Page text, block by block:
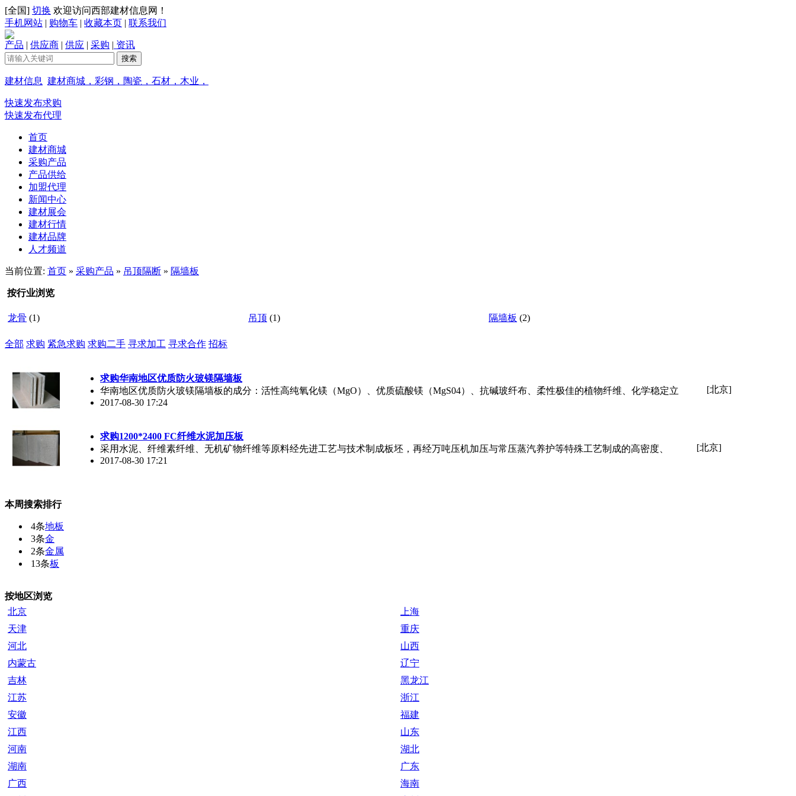
[全国] 切换 欢迎访问西部建材信息网！
手机网站 | 购物车 | 收藏本页 | 联系我们
产品 | 供应商 | 供应 | 采购 | 资讯
建材信息 建材商城，彩钢，陶瓷，石材，木业，
快速发布求购
快速发布代理
首页
建材商城
采购产品
产品供给
加盟代理
新闻中心
建材展会
建材行情
建材品牌
人才频道
当前位置: 首页 » 采购产品 » 吊顶隔断 » 隔墙板
按行业浏览
龙骨 (1) 吊顶 (1) 隔墙板 (2)
全部 求购 紧急求购 求购二手 寻求加工 寻求合作 招标
求购华南地区优质防火玻镁隔墙板
华南地区优质防火玻镁隔墙板的成分：活性高纯氧化镁（MgO）、优质硫酸镁（MgS04）、抗碱玻纤布、柔性极佳的植物纤维、化学稳定立
2017-08-30 17:24
[北京]
求购1200*2400 FC纤维水泥加压板
采用水泥、纤维素纤维、无机矿物纤维等原料经先进工艺与技术制成板坯，再经万吨压机加压与常压蒸汽养护等特殊工艺制成的高密度、
2017-08-30 17:21
[北京]
本周搜索排行
4条地板
3条金
2条金属
13条板
按地区浏览
北京
上海
天津
重庆
河北
山西
内蒙古
辽宁
吉林
黑龙江
江苏
浙江
安徽
福建
江西
山东
河南
湖北
湖南
广东
广西
海南